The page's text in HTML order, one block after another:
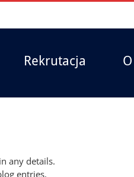
Rekrutacja
any details.
entries.